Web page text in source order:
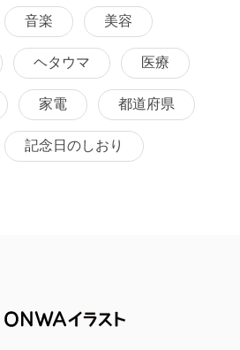
音楽 美容
ヘタウマ 医療
家電 都道府県
記念日のしおり